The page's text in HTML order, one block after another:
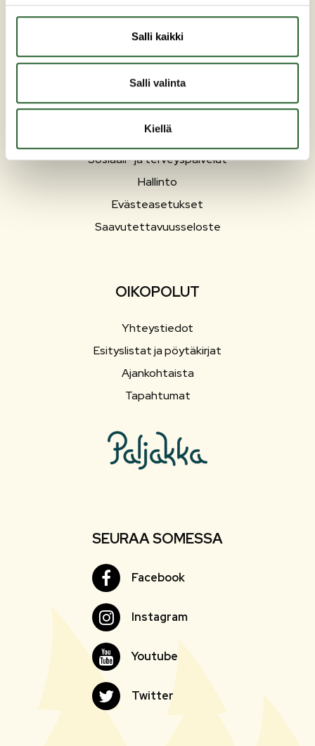
Salli kaikki
Salli valinta
Kiellä
PUOLANKA
Liikunta ja vapaa-aika
Matkailu
Varhaiskasvatus ja opetus
Työ ja elinkeinot
Sosiaali- ja terveyspalvelut
Hallinto
Evästeasetukset
Saavutettavuusseloste
OIKOPOLUT
Yhteystiedot
Esityslistat ja pöytäkirjat
Ajankohtaista
Tapahtumat
SEURAA SOMESSA
FacebookFacebook
InstagramInstagram
YoutubeYoutube
Twitter Twitter